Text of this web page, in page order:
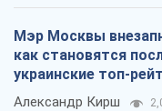
Мэр Москвы
как становятся
украинские топ-
Александр Кирш